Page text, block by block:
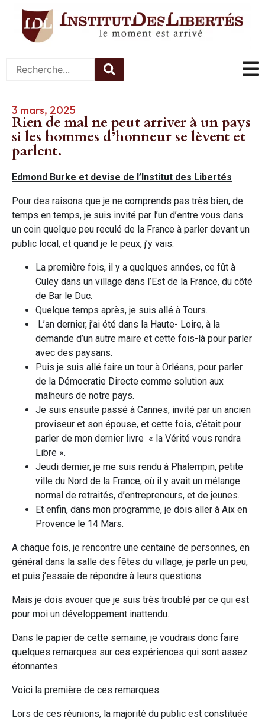
3 mars, 2025
Rien de mal ne peut arriver à un pays
si les hommes d’honneur se lèvent et
parlent.
Edmond Burke et devise de l’Institut des Libertés
Pour des raisons que je ne comprends pas très bien, de
temps en temps, je suis invité par l’un d’entre vous dans
un coin quelque peu reculé de la France à parler devant un
public local, et quand je le peux, j’y vais.
La première fois, il y a quelques années, ce fût à
Culey dans un village dans l’Est de la France, du côté
de Bar le Duc.
Quelque temps après, je suis allé à Tours.
L’an dernier, j’ai été dans la Haute- Loire, à la
demande d’un autre maire et cette fois-là pour parler
avec des paysans.
Puis je suis allé faire un tour à Orléans, pour parler
de la Démocratie Directe comme solution aux
malheurs de notre pays.
Je suis ensuite passé à Cannes, invité par un ancien
proviseur et son épouse, et cette fois, c’était pour
parler de mon dernier livre « la Vérité vous rendra
Libre ».
Jeudi dernier, je me suis rendu à Phalempin, petite
ville du Nord de la France, où il y avait un mélange
normal de retraités, d’entrepreneurs, et de jeunes.
Et enfin, dans mon programme, je dois aller à Aix en
Provence le 14 Mars.
A chaque fois, je rencontre une centaine de personnes, en
général dans la salle des fêtes du village, je parle un peu,
et puis j’essaie de répondre à leurs questions.
Mais je dois avouer que je suis très troublé par ce qui est
pour moi un développement inattendu.
Dans le papier de cette semaine, je voudrais donc faire
quelques remarques sur ces expériences qui sont assez
étonnantes.
Voici la première de ces remarques.
Lors de ces réunions, la majorité du public est constituée